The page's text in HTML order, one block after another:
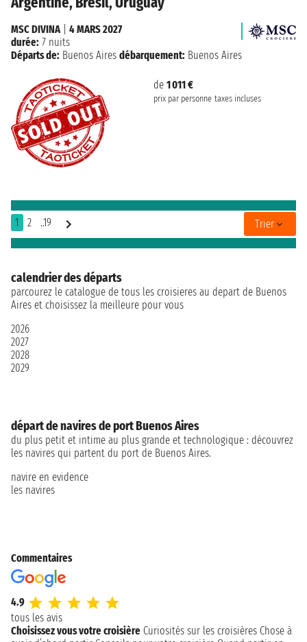
de 1 011 €
prix par personne taxes incluses
MSC DIVINA
4 MARS 2027
durée: 7 nuits
Départs de: Buenos Aires débarquement: Buenos Aires
1 2 ..19 Trier
calendrier des départs
parcourez le catalogue de tous les croisieres au depart de Buenos
Aires et choisissez la meilleure pour vous
2026
2027
2028
2029
départ de navires de port Buenos Aires
du plus petit et intime au plus grande et technologique : découvrez
les navires qui partent du port de Buenos Aires.
navire en evidence
les navires
Commentaires
4.9
tous les avis
Choisissez vous votre croisière Curiosités sur les croisières Chose à